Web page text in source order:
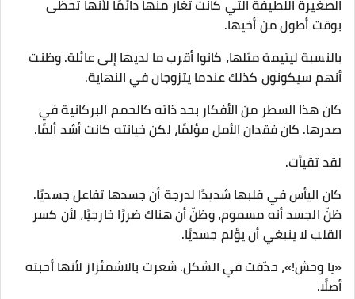
الصغيرة اللطيفة التي كانت تغار منها دائمًا لأنها تحظى
بوقت أطول من أخيها.
بالنسبة ليتيمة مثلها، كانوا أقرب ما لديها إلى عائلة. وظنت
أنهم سيكونون كذلك عندما يتزوجان في النهاية.
كان هذا السطر من الأفكار بحد ذاته كالحمم البركانية في
صدرها. كان فقدان الأمل مؤلمًا، لكن خيانته كانت أشد ألمًا.
لقد تقيأت.
كان اليأس في قلبها شديدًا لدرجة أن جسدها تفاعل جسديًا.
ظنّ الجسد أنه مسموم، وظنّ أن هناك ضررًا خارجيًا، لأن كسر
القلب لا ينبغي أن يؤلم جسديًا.
«يا وحش!»، حدّقت في الشكل. شعرت بالاشمئزاز لأنها أحبته
أصلًا.